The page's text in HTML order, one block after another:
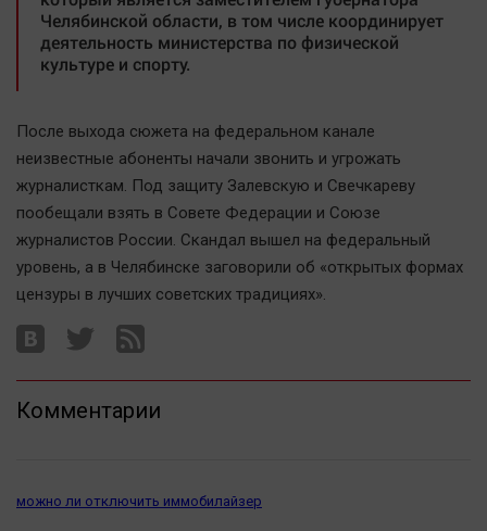
Челябинской области, в том числе координирует
деятельность министерства по физической
культуре и спорту.
После выхода сюжета на федеральном канале
неизвестные абоненты начали звонить и угрожать
журналисткам. Под защиту Залевскую и Свечкареву
пообещали взять в Совете Федерации и Союзе
журналистов России. Скандал вышел на федеральный
уровень, а в Челябинске заговорили об «открытых формах
цензуры в лучших советских традициях».
Комментарии
можно ли отключить иммобилайзер